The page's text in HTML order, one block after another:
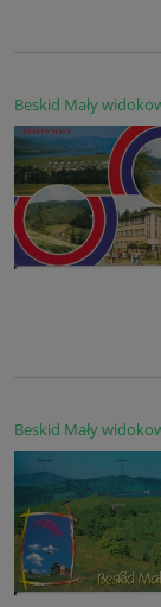
Beskid Mały
Beskid Mały